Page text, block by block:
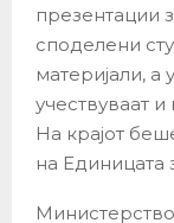
презентации
споделени
материјали,
учествуваат
На крајот
на Единицата